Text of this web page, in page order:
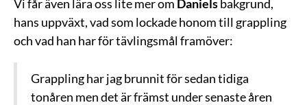
Vi får även lära oss lite mer om Danielsbakgrund,
hans uppväxt, vad som lockade honom till grappling
och vad han har för tävlingsmål framöver:
Grappling har jag brunnit för sedan tidiga
tonåren men det är främst under senaste åren